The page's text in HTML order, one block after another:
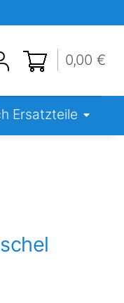
0,00 €
Ersatzteile